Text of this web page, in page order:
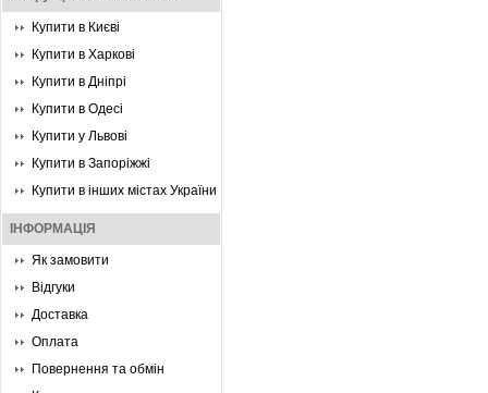
Купити в Києві
Купити в Харкові
Купити в Дніпрі
Купити в Одесі
Купити у Львові
Купити в Запоріжжі
Купити в інших містах України
ІНФОРМАЦІЯ
Як замовити
Відгуки
Доставка
Оплата
Повернення та обмін